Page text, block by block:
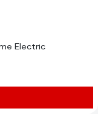
Electric